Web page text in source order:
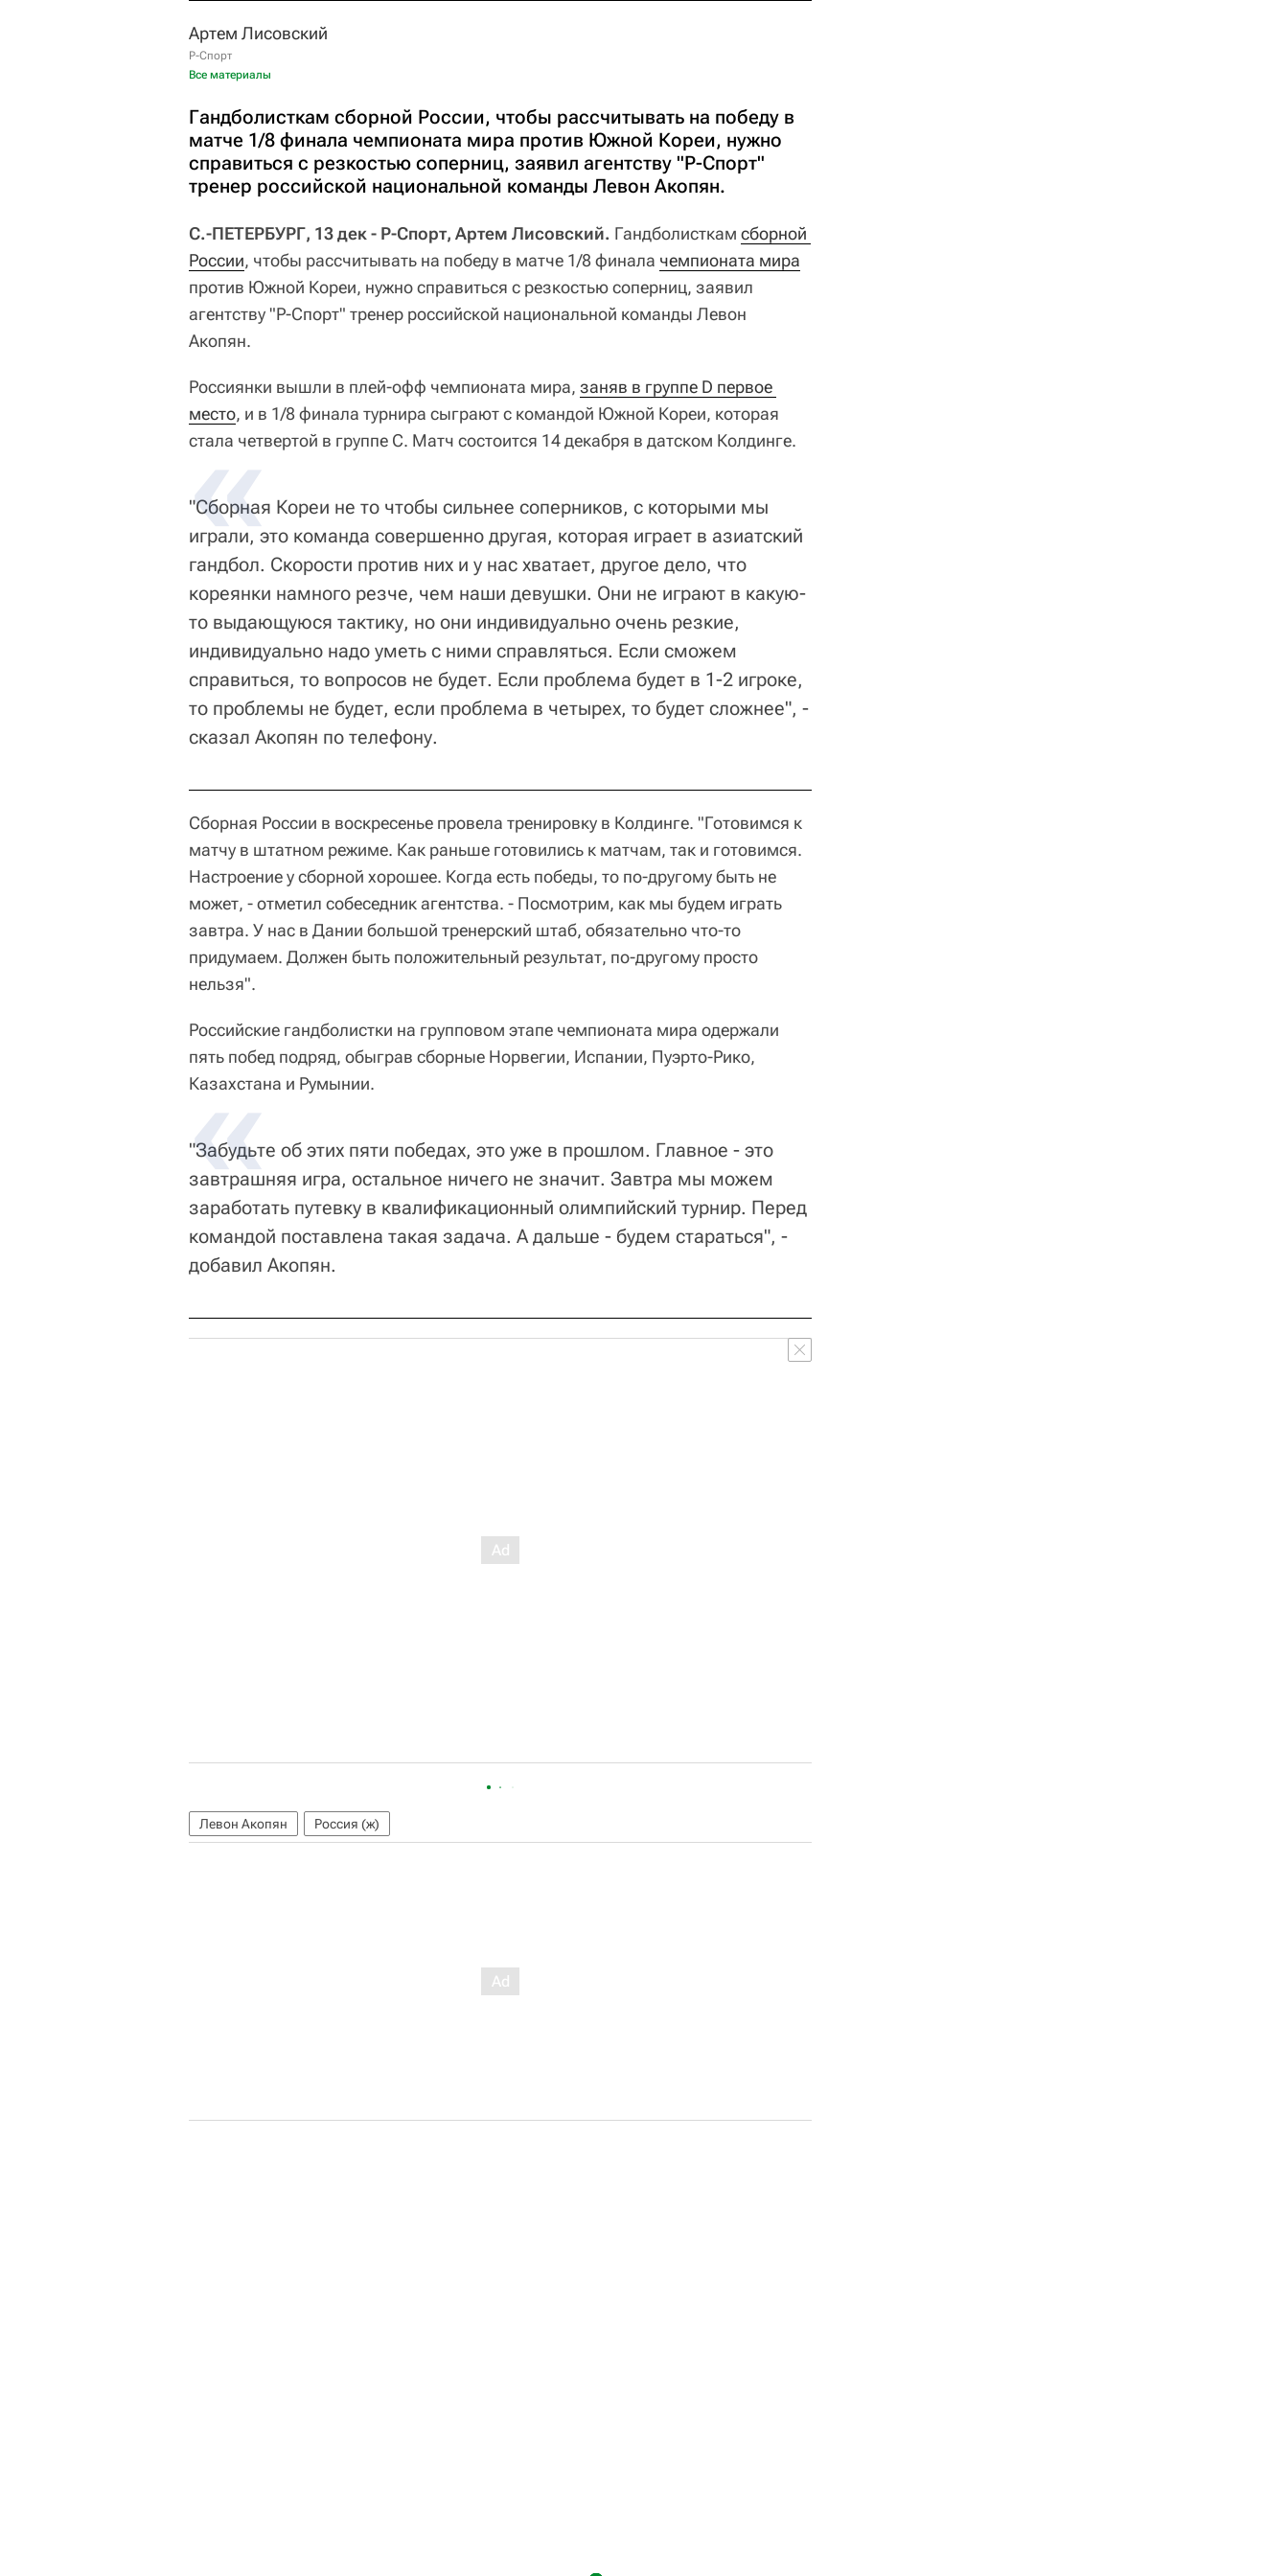
Артем Лисовский
Р-Спорт
Все материалы
Гандболисткам сборной России, чтобы рассчитывать на победу в
матче 1/8 финала чемпионата мира против Южной Кореи, нужно
справиться с резкостью соперниц, заявил агентству "Р-Спорт"
тренер российской национальной команды Левон Акопян.
С.-ПЕТЕРБУРГ, 13 дек - Р-Спорт, Артем Лисовский. Гандболисткам сборной
России, чтобы рассчитывать на победу в матче 1/8 финала чемпионата мира
против Южной Кореи, нужно справиться с резкостью соперниц, заявил
агентству "Р-Спорт" тренер российской национальной команды Левон
Акопян.
Россиянки вышли в плей-офф чемпионата мира, заняв в группе D первое
место, и в 1/8 финала турнира сыграют с командой Южной Кореи, которая
стала четвертой в группе C. Матч состоится 14 декабря в датском Колдинге.
"Сборная Кореи не то чтобы сильнее соперников, с которыми мы
играли, это команда совершенно другая, которая играет в азиатский
гандбол. Скорости против них и у нас хватает, другое дело, что
кореянки намного резче, чем наши девушки. Они не играют в какую-
то выдающуюся тактику, но они индивидуально очень резкие,
индивидуально надо уметь с ними справляться. Если сможем
справиться, то вопросов не будет. Если проблема будет в 1-2 игроке,
то проблемы не будет, если проблема в четырех, то будет сложнее", -
сказал Акопян по телефону.
Сборная России в воскресенье провела тренировку в Колдинге. "Готовимся к
матчу в штатном режиме. Как раньше готовились к матчам, так и готовимся.
Настроение у сборной хорошее. Когда есть победы, то по-другому быть не
может, - отметил собеседник агентства. - Посмотрим, как мы будем играть
завтра. У нас в Дании большой тренерский штаб, обязательно что-то
придумаем. Должен быть положительный результат, по-другому просто
нельзя".
Российские гандболистки на групповом этапе чемпионата мира одержали
пять побед подряд, обыграв сборные Норвегии, Испании, Пуэрто-Рико,
Казахстана и Румынии.
"Забудьте об этих пяти победах, это уже в прошлом. Главное - это
завтрашняя игра, остальное ничего не значит. Завтра мы можем
заработать путевку в квалификационный олимпийский турнир. Перед
командой поставлена такая задача. А дальше - будем стараться", -
добавил Акопян.
Левон Акопян Россия (ж)